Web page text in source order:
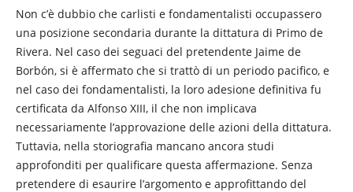
Non c’è dubbio che carlisti e fondamentalisti occupassero
una posizione secondaria durante la dittatura di Primo de
Rivera. Nel caso dei seguaci del pretendente Jaime de
Borbón, si è affermato che si trattò di un periodo pacifico, e
nel caso dei fondamentalisti, la loro adesione definitiva fu
certificata da Alfonso XIII, il che non implicava
necessariamente l’approvazione delle azioni della dittatura.
Tuttavia, nella storiografia mancano ancora studi
approfonditi per qualificare questa affermazione. Senza
pretendere di esaurire l’argomento e approfittando del